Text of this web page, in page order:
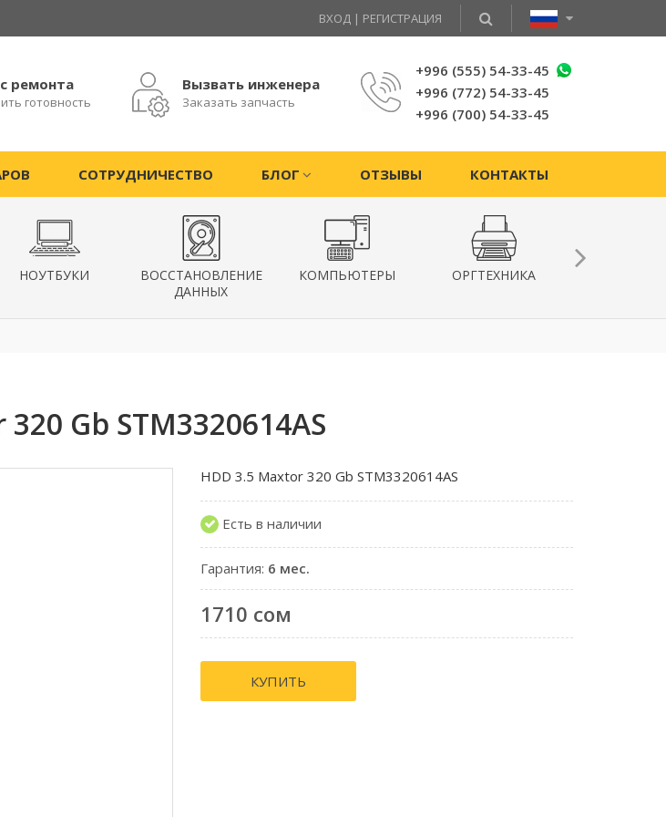
ВХОД | РЕГИСТРАЦИЯ
ремонта
готовность
Вызвать инженера
Заказать запчасть
+996 (555) 54-33-45
+996 (772) 54-33-45
+996 (700) 54-33-45
СОТРУДНИЧЕСТВО БЛОГ ОТЗЫВЫ КОНТАКТЫ
НОУТБУКИ
ВОССТАНОВЛЕНИЕ
ДАННЫХ
КОМПЬЮТЕРЫ ОРГТЕХНИКА
Gb STM3320614AS
HDD 3.5 Maxtor 320 Gb STM3320614AS
Есть в наличии
Гарантия: 6 мес.
1710 сом
КУПИТЬ